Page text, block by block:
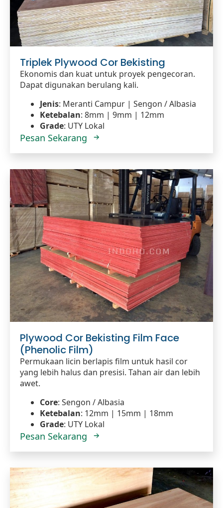
Triplek Plywood Cor Bekisting
Ekonomis dan kuat untuk proyek pengecoran.
Dapat digunakan berulang kali.
Jenis: Meranti Campur | Sengon / Albasia
Ketebalan: 8mm | 9mm | 12mm
Grade: UTY Lokal
Pesan Sekarang
Plywood Cor Bekisting Film Face
(Phenolic Film)
Permukaan licin berlapis film untuk hasil cor
yang lebih halus dan presisi. Tahan air dan lebih
awet.
Core: Sengon / Albasia
Ketebalan: 12mm | 15mm | 18mm
Grade: UTY Lokal
Pesan Sekarang